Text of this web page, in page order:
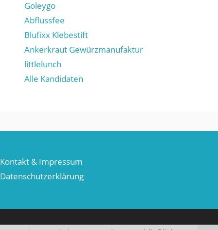
Goleygo
Abflussfee
Blufixx Klebestift
Ankerkraut Gewürzmanufaktur
littlelunch
Alle Kandidaten
Kontakt & Impressum
Datenschutzerklärung
© 2026 Die Höhle der Löwen• Erstellt mit